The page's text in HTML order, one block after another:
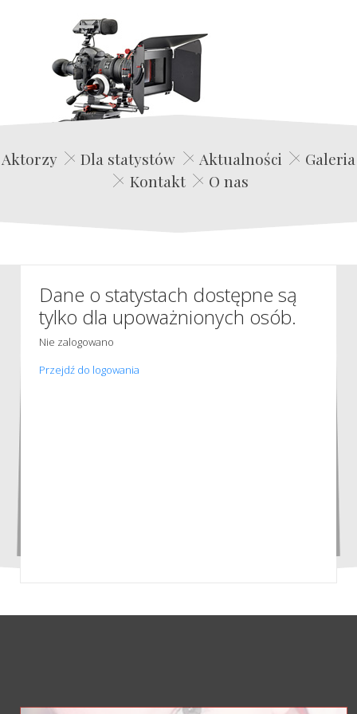
Edwin Film Agencja Aktorska
Aktorzy Dla statystów Aktualności
Galeria
Kontakt
O nas
Dane o statystach dostępne są
tylko dla upoważnionych osób.
Nie zalogowano
Przejdź do logowania